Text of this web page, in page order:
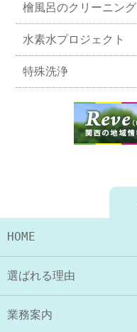
檜風呂のクリーニング
水素水プロジェクト
特殊洗浄
HOME
選ばれる理由
業務案内